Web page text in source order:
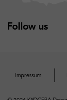
Follow us
Impressum